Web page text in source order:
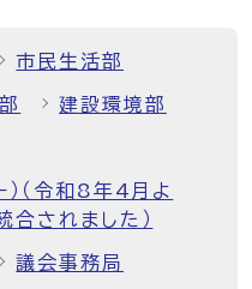
市民生活部
建設環境部
）（令和8年4月よ
合されました）
議会事務局